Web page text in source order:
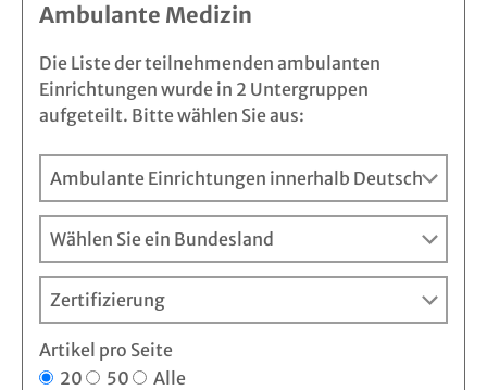
Ambulante Medizin
Die Liste der teilnehmenden ambulanten
Einrichtungen wurde in 2 Untergruppen
aufgeteilt. Bitte wählen Sie aus:
Artikel pro Seite
20
50 Alle